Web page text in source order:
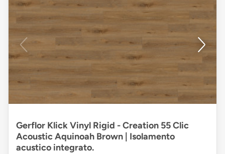
Gerflor Klick Vinyl Rigid - Creation 55 Clic
Acoustic Aquinoah Brown | Isolamento
acustico integrato.